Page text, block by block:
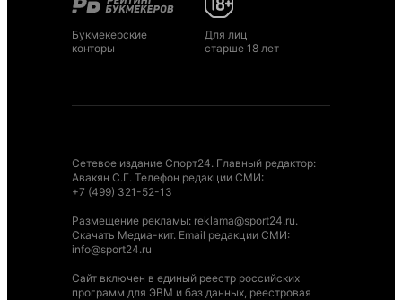
Букмекерские
конторы
Для лиц
старше 18 лет
Сетевое издание Спорт24. Главный редактор:
Авакян С.Г. Телефон редакции СМИ:
+7 (499) 321-52-13
Размещение рекламы: reklama@sport24.ru.
Скачать Медиа-кит. Email редакции СМИ:
info@sport24.ru
Сайт включен в единый реестр российских
программ для ЭВМ и баз данных, реестровая